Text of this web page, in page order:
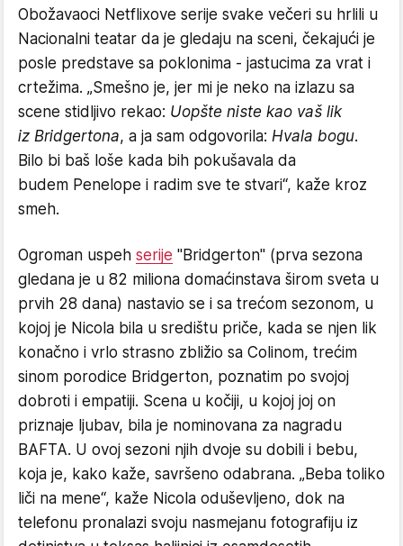
Obožavaoci Netflixove serije svake večeri su hrlili u
Nacionalni teatar da je gledaju na sceni, čekajući je
posle predstave sa poklonima - jastucima za vrat i
crtežima. „Smešno je, jer mi je neko na izlazu sa
scene stidljivo rekao: Uopšte niste kao vaš lik
iz Bridgertona, a ja sam odgovorila: Hvala bogu.
Bilo bi baš loše kada bih pokušavala da
budem Penelope i radim sve te stvari“, kaže kroz
smeh.
​Ogroman uspeh serije "Bridgerton" (prva sezona
gledana je u 82 miliona domaćinstava širom sveta u
prvih 28 dana) nastavio se i sa trećom sezonom, u
kojoj je Nicola bila u središtu priče, kada se njen lik
konačno i vrlo strasno zbližio sa Colinom, trećim
sinom porodice Bridgerton, poznatim po svojoj
dobroti i empatiji. Scena u kočiji, u kojoj joj on
priznaje ljubav, bila je nominovana za nagradu
BAFTA. U ovoj sezoni njih dvoje su dobili i bebu,
koja je, kako kaže, savršeno odabrana. „Beba toliko
liči na mene“, kaže Nicola oduševljeno, dok na
telefonu pronalazi svoju nasmejanu fotografiju iz